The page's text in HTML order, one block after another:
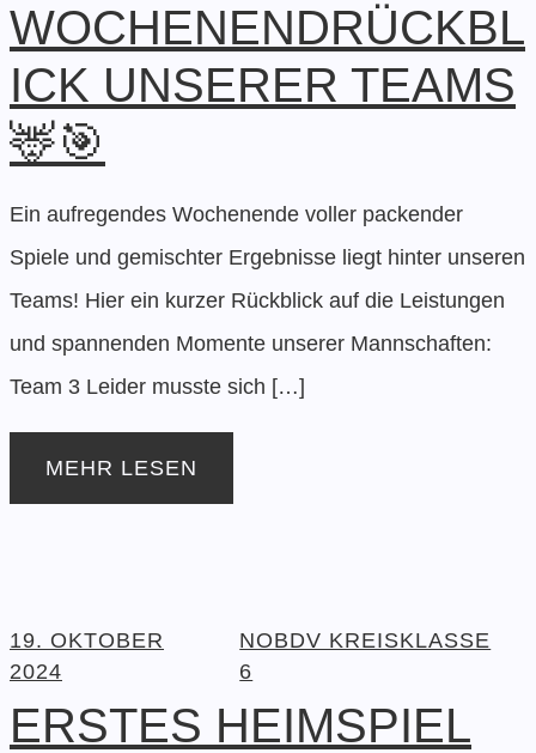
WOCHENENDRÜCKBL
ICK UNSERER TEAMS
🦌🎯
Ein aufregendes Wochenende voller packender
Spiele und gemischter Ergebnisse liegt hinter unseren
Teams! Hier ein kurzer Rückblick auf die Leistungen
und spannenden Momente unserer Mannschaften:
Team 3 Leider musste sich […]
MEHR LESEN
19. OKTOBER
2024
NOBDV KREISKLASSE
6
ERSTES HEIMSPIEL